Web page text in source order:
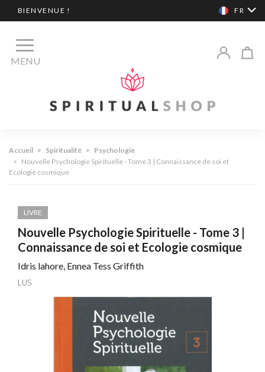
BIENVENUE ! FR
MENU
Accueil > Spiritualité > Psychologie
> Nouvelle Psychologie Spirituelle - Tome 3 | Connaissance de soi et
Ecologie cosmique
LIVRE
Nouvelle Psychologie Spirituelle - Tome 3 |
Connaissance de soi et Ecologie cosmique
Idris lahore, Ennea Tess Griffith
LUS